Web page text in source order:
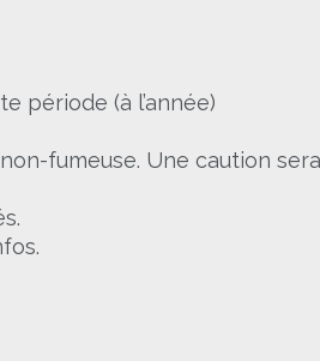
période (à l’année)
fumeuse. Une caution